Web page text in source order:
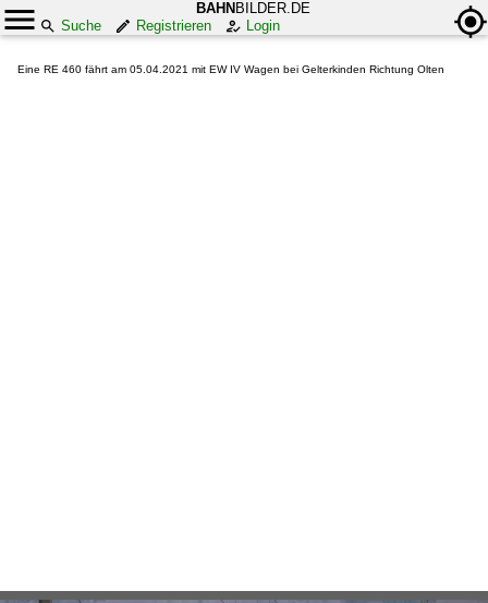
BAHN BILDER.DE
Suche
Registrieren Login
Eine RE 460 fährt am 05.04.2021 mit EW IV Wagen bei Gelterkinden Richtung Olten